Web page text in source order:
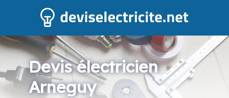
Devis électricien
Arneguy